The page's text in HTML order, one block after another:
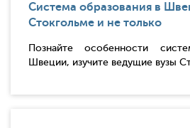
Система образования в
Стокгольме и не только
Познайте особенности
Швеции, изучите ведущие вузы